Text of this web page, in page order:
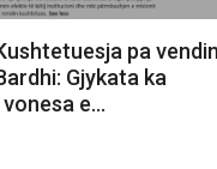
pa
Gjykata ka
e…